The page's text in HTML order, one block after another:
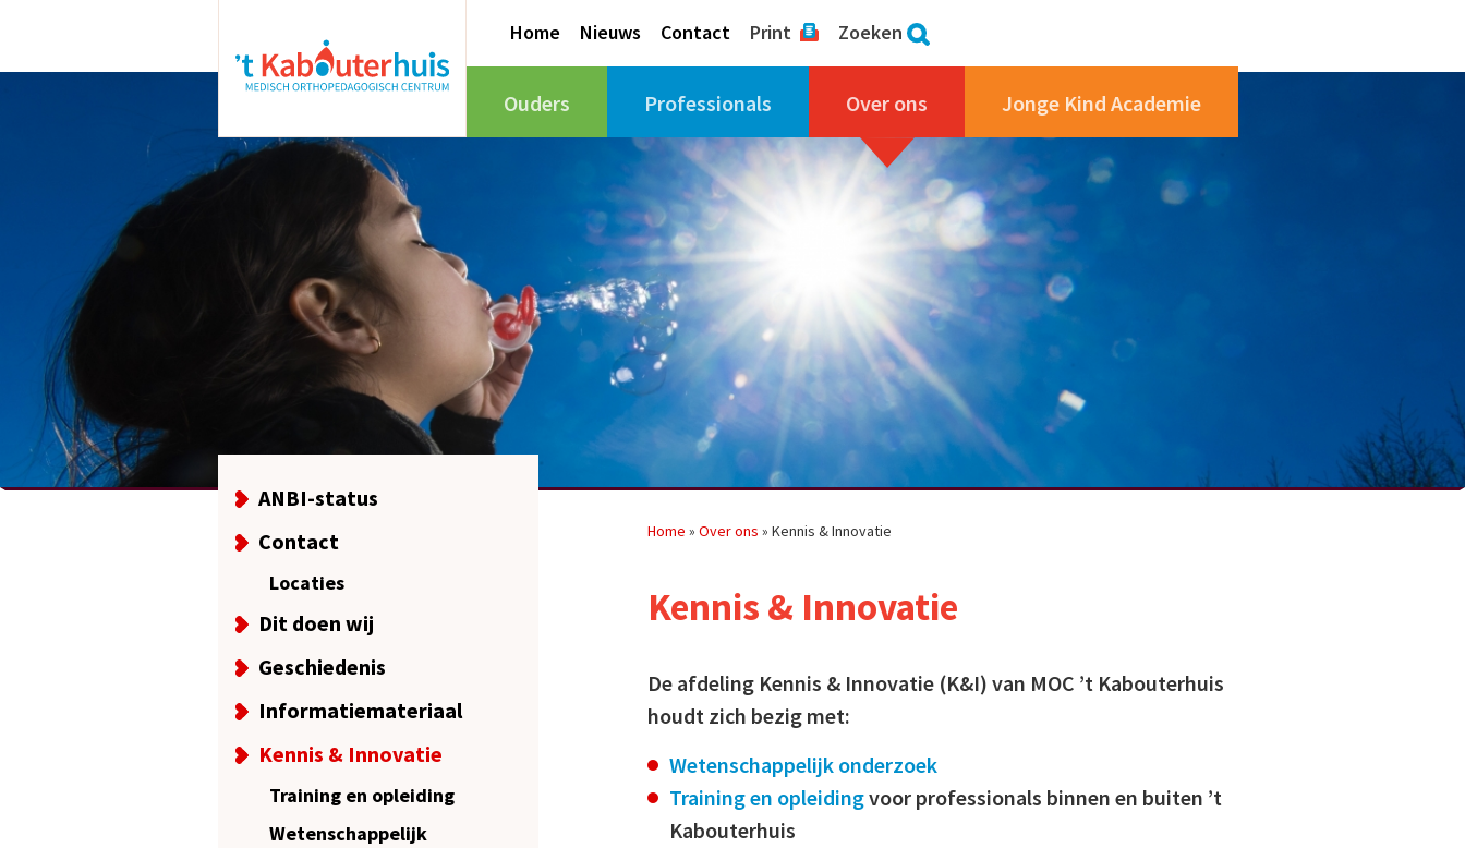
Home Nieuws Contact Print Zoeken
Ouders Professionals Over ons Jonge Kind Academie
ANBI-status
Contact
Locaties
Dit doen wij
Geschiedenis
Informatiemateriaal
Kennis & Innovatie
Training en opleiding
Wetenschappelijk
Home »Over ons »Kennis & Innovatie
Kennis & Innovatie
De afdeling Kennis & Innovatie (K&I) van MOC ’t Kabouterhuis
houdt zich bezig met:
Wetenschappelijk onderzoek
Training en opleidingvoor professionals binnen en buiten ’t
Kabouterhuis